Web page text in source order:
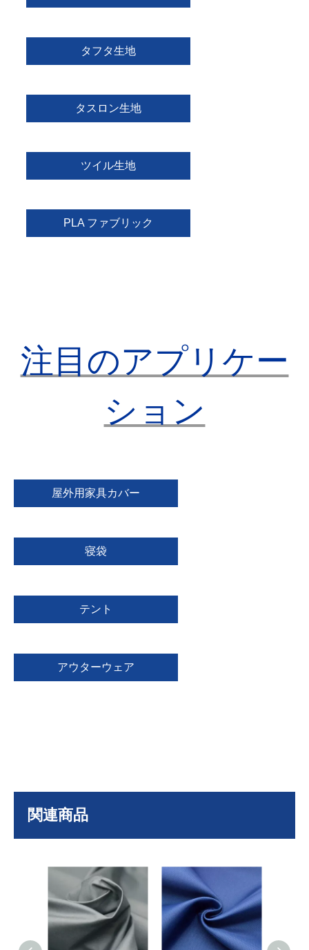
タフタ生地
タスロン生地
ツイル生地
PLA ファブリック
注目のアプリケー
ション
屋外用家具カバー
寝袋
テント
アウターウェア
関連商品